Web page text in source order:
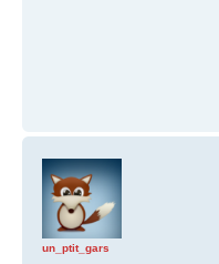
un_ptit_gars